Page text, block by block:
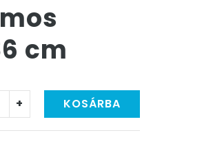
cm
+ KOSÁRBA